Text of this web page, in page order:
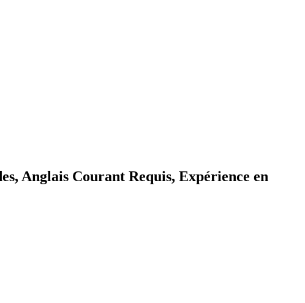
Anglais Courant Requis, Expérience en